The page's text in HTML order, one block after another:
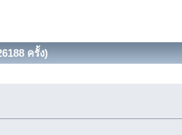
ครั้ง)